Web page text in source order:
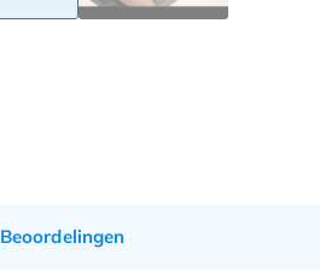
Beoordelingen